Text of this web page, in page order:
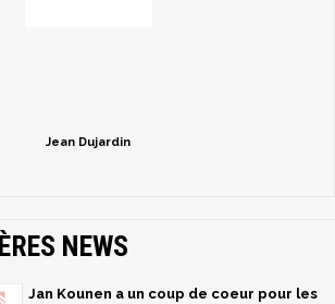
Jean Dujardin
NEWS
Jan Kounen a un coup de coeur pour les